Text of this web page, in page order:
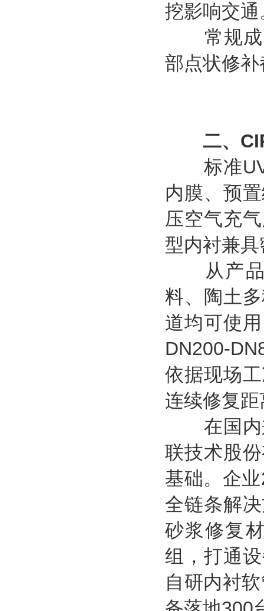
挖影响交通
常规成品
部点状修
二、
标准UV-
内膜、预
压空气充
型内衬兼
从产品
料、陶土
道均可使
DN200-
依据现场
连续修复
在国内兼
联技术股
基础。企
全链条解
砂浆修复
组，打通
自研内衬